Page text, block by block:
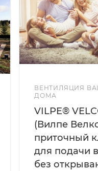
ВЕНТИЛЯЦИЯ
ДОМА
VILPE®
(Вилпе
приточный
для подачи
без